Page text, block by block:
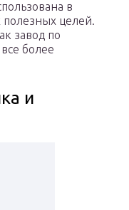
в
полезных целей.
завод по
более
и